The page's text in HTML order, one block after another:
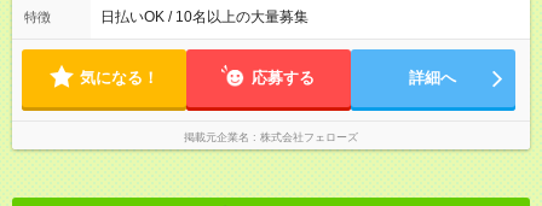
いずれも実働8時間・休憩1時間です。中抜けシフトなどはあり
たい」などあれば相談に応じますのでおっしゃってください！
特徴 日払いOK / 10名以上の大量募集
気になる！ 応募する 詳細へ
掲載元企業名 株式会社フェローズ